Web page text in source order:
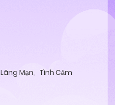
Lãng Mạn, Tình Cảm